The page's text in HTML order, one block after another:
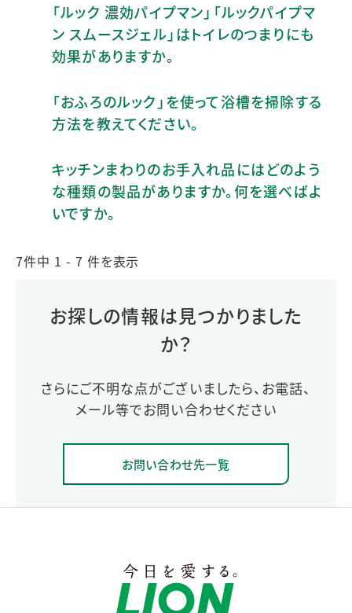
「ルック 濃効パイプマン」「ルックパイプマ
ン スムースジェル」はトイレのつまりにも
効果がありますか。
「おふろのルック」を使って浴槽を掃除する
方法を教えてください。
キッチンまわりのお手入れ品にはどのよう
な種類の製品がありますか。何を選べばよ
いですか。
7件中 1 - 7 件を表示
お探しの情報は見つかりました
か？
さらにご不明な点がございましたら、お電話、
メール等でお問い合わせください
お問い合わせ先一覧